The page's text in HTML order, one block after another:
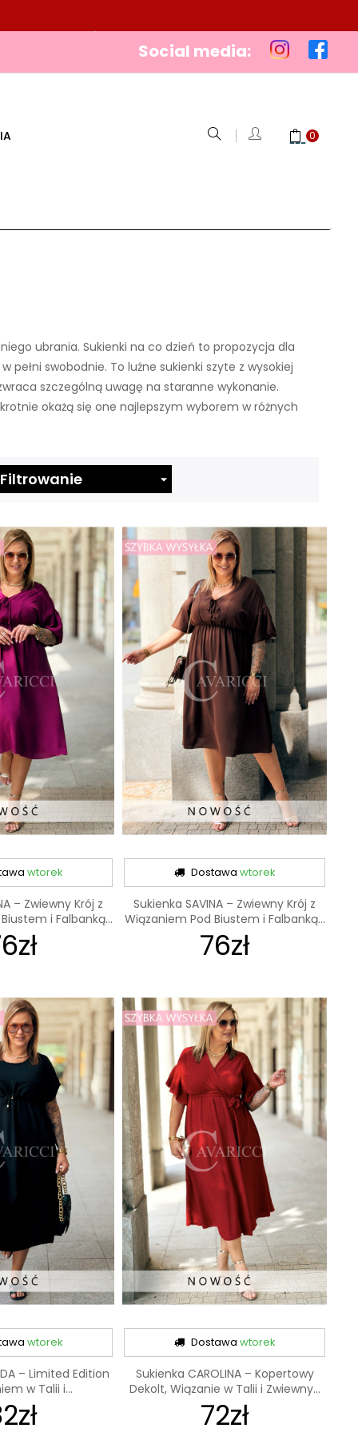
Social media:
0
ubrania. Sukienki na co dzień to propozycja dla
swobodnie. To luźne sukienki szyte z wysokiej
szczególną uwagę na staranne wykonanie.
okażą się one najlepszym wyborem w różnych

Filtrowanie
wtorek
– Zwiewny Krój z
i Falbanką...
Dostawa wtorek
Sukienka SAVINA – Zwiewny Krój z
Wiązaniem Pod Biustem i Falbanką...
76zł
wtorek
– Limited Edition
w Talii i...
Dostawa wtorek
Sukienka CAROLINA – Kopertowy
Dekolt, Wiązanie w Talii i Zwiewny...
72zł